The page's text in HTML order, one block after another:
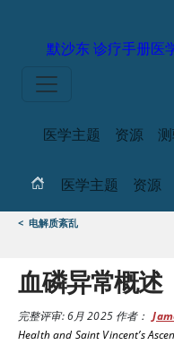
默沙东 诊疗手册医
医学主题 资源
医学主题 资源
< 电解质紊乱
血磷异常概述
完整评审:6月 2025作者：
Health and Saint Vincent’s